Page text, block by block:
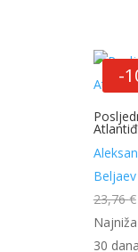
-
Beljaev
23,76€
30